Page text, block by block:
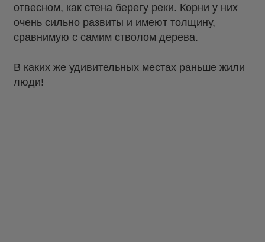
отвесном, как стена берегу реки. Корни у них
очень сильно развиты и имеют толщину,
сравнимую с самим стволом дерева.
В каких же удивительных местах раньше жили
люди!